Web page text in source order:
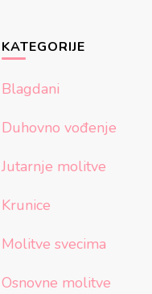
KATEGORIJE
Blagdani
Duhovno vođenje
Jutarnje molitve
Krunice
Molitve svecima
Osnovne molitve